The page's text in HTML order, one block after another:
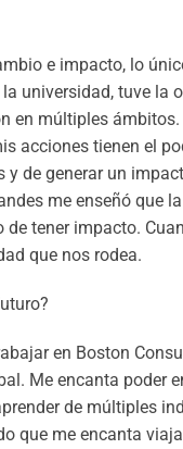
e impacto, lo
universidad, tuve la
en múltiples ámbitos.
acciones tienen el
de generar un
me enseñó que
tener impacto.
que nos rodea.
en Boston
Me encanta poder
de múltiples
que me encanta